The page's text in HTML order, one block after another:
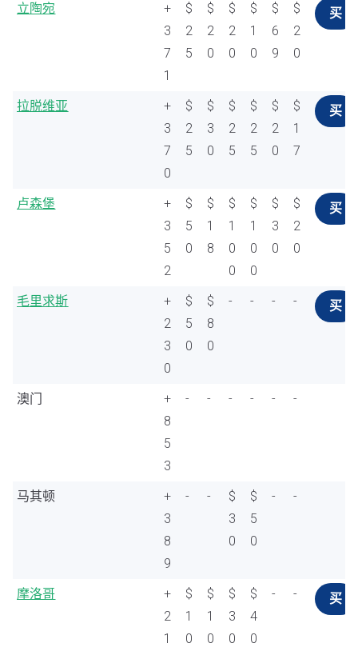
立陶宛
+
3
7
1
$
2
5
$
2
0
$
2
0
$
1
0
$
6
9
$
2
0
买
拉脱维亚
+
3
7
0
$
2
5
$
3
0
$
2
5
$
2
5
$
2
0
$
1
7
买
卢森堡
+
3
5
2
$
5
0
$
1
8
$
1
0
0
$
1
0
0
$
3
0
$
2
0
买
毛里求斯
+
2
3
0
$
5
0
$
8
0
- - - - 买
澳门
+
8
5
3
- - - - - -
马其顿
+
3
8
9
- -
$
3
0
$
5
0
- -
摩洛哥
+
2
1
$
1
0
$
1
0
$
3
0
$
4
0
- - 买